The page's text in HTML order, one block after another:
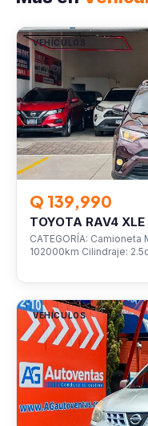
VEHÍCULOS
Q 139,990
TOYOTA RAV4
CATEGORÍA: Camioneta
102000km Cilindraje:
VEHÍCULOS